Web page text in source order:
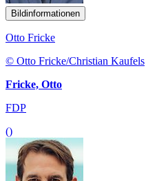
Bildinformationen
Otto Fricke
© Otto Fricke/Christian Kaufels
Fricke, Otto
FDP
()